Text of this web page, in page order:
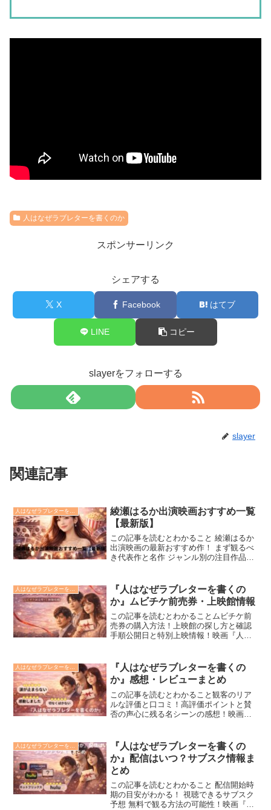
人はなぜラブレターを書くのか
スポンサーリンク
シェアする
X Facebook はてブ
LINE コピー
slayerをフォローする
slayer
関連記事
綾瀬はるか出演映画おすすめ一覧
【最新版】
この記事を読むとわかること 綾瀬はるか
出演映画の最新おすすめ作！ まず観るべ
き代表作と名作 ジャンル別の注目作品ま
をまとめました。数々のヒット作に出演
してきた綾瀬はるか...
人はなぜラブレターを書くのか
『人はなぜラブレターを書くの
か』ムビチケ前売券・上映館情報
この記事を読むとわかることムビチケ前
売券の購入方法！上映館の探し方と確認
手順公開日と特別上映情報！映画『人は
けて、最新情報をわかりやすくまとめま
した。公開前にお得にチケ...
人はなぜラブレターを書くのか
『人はなぜラブレターを書くの
か』感想・レビューまとめ
この記事を読むとわかること観客のリア
ルな評価と口コミ！高評価ポイントと賛
否の声心に残る名シーンの感想！映画
客のリアルな声をまとめました。実話を
もとにした本作は、「涙が止...
『人はなぜラブレターを書くの
か』配信はいつ？サブスク情報ま
とめ
この記事を読むとわかること 配信開始時
期の目安がわかる！ 視聴できるサブスク
予想 無料で観る方法の可能性！映画『人